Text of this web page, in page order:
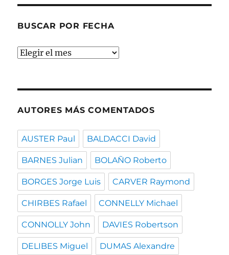
BUSCAR POR FECHA
Buscar
AUTORES MÁS COMENTADOS
AUSTER Paul BALDACCI David
BARNES Julian BOLAÑO Roberto
BORGES Jorge Luis CARVER Raymond
CHIRBES Rafael CONNELLY Michael
CONNOLLY John DAVIES Robertson
DELIBES Miguel DUMAS Alexandre